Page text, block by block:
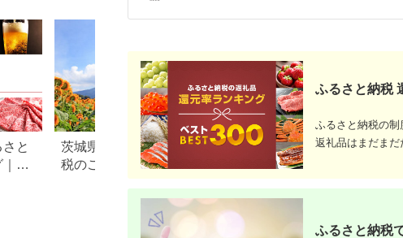
と
高
茨城県筑西市のふるさと納
税のご紹介
青森県鰺ヶ沢町のふるさ
納税のご紹介
ふるさと納税
ふるさと納税の
返礼品はまだまだ
ふるさと納税